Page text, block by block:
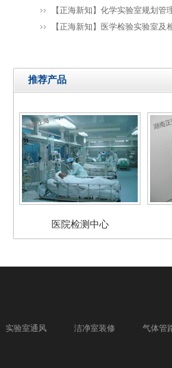
【正海新知】化学实验室规划管
【正海新知】医学检验实验室及
推荐产品
医院检测中心
实验室通风 洁净室装修 气体管